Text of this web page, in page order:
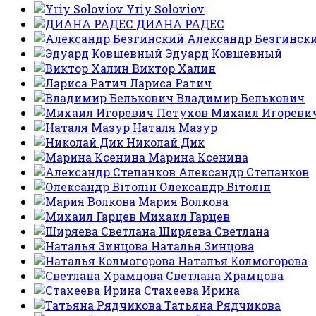
Yriy Soloviov
ДИАНА РАДЕС
Александр
Эдуард Ковшевный
Виктор Халин
Лариса Ратич
Владимир Белькович
Михаил
Наталя Мазур
Николай Дик
Марина Ксенина
Александр Степанков
Олександр Вітолін
Мария Волкова
Михаил Гарцев
Ширяева Светлана
Наталья Зинцова
Наталья Колмогорова
Светлана Храмцова
Стахеева Ирина
Татьяна Рядчикова